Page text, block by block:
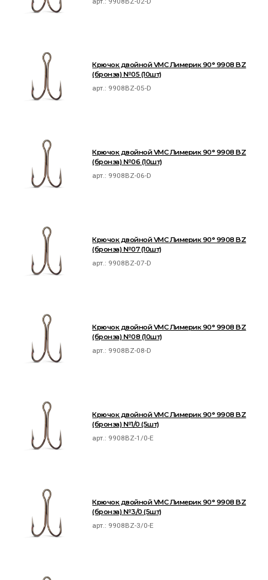
Крючок двойной VMC Лимерик 90° 9908 BZ
(бронза) №05 (10шт)
арт.: 9908BZ-05-D
Крючок двойной VMC Лимерик 90° 9908 BZ
(бронза) №06 (10шт)
арт.: 9908BZ-06-D
Крючок двойной VMC Лимерик 90° 9908 BZ
(бронза) №07 (10шт)
арт.: 9908BZ-07-D
Крючок двойной VMC Лимерик 90° 9908 BZ
(бронза) №08 (10шт)
арт.: 9908BZ-08-D
Крючок двойной VMC Лимерик 90° 9908 BZ
(бронза) №1/0 (5шт)
арт.: 9908BZ-1/0-E
Крючок двойной VMC Лимерик 90° 9908 BZ
(бронза) №3/0 (5шт)
арт.: 9908BZ-3/0-E